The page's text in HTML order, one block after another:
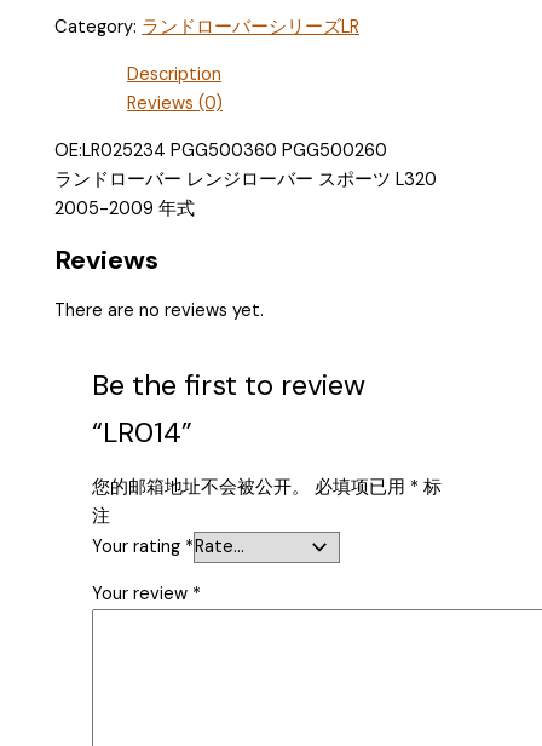
Category: ランドローバーシリーズLR
Description
Reviews (0)
OE:LR025234 PGG500360 PGG500260
ランドローバー レンジローバー スポーツ L320
2005-2009 年式
Reviews
There are no reviews yet.
Be the first to review
“LR014”
您的邮箱地址不会被公开。 必填项已用 * 标
注
Your rating *
Your review *